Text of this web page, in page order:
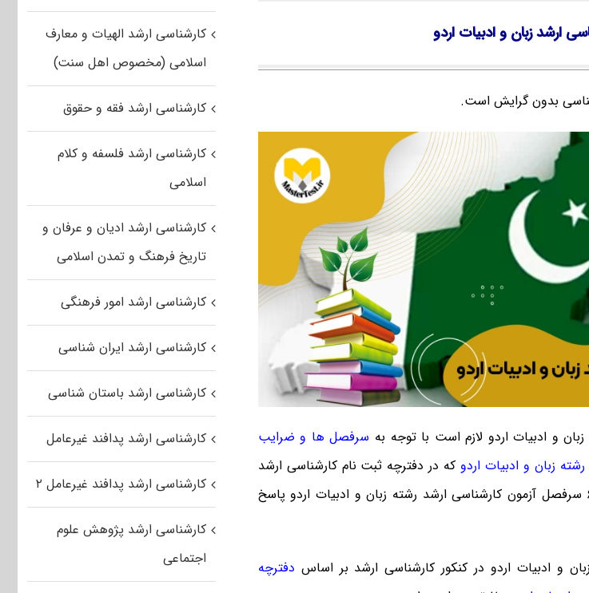
ارشد زبان و ادبیات اردو
بدون گرایش است.
و ادبیات اردو لازم است با توجه به سرفصل ها و ضرایب
زبان و ادبیات اردو که در دفترچه ثبت نام کارشناسی ارشد
۱۴۰۵ درج شده، به سؤالات امتحانی ۶ سرفصل آزمون کارشناسی ارشد رشته زبان و ادبیات اردو پاسخ
و ادبیات اردو در کنکور کارشناسی ارشد بر اساس دفترچه
کارشناسی ارشد الهیات و معارف
اسلامی (مخصوص اهل سنت)
کارشناسی ارشد فقه و حقوق
کارشناسی ارشد فلسفه و کلام
اسلامی
کارشناسی ارشد ادیان و عرفان و
تاریخ فرهنگ و تمدن اسلامی
کارشناسی ارشد امور فرهنگی
کارشناسی ارشد ایران شناسی
کارشناسی ارشد باستان شناسی
کارشناسی ارشد پدافند غیرعامل
کارشناسی ارشد پدافند غیرعامل ۲
کارشناسی ارشد پژوهش علوم
اجتماعی